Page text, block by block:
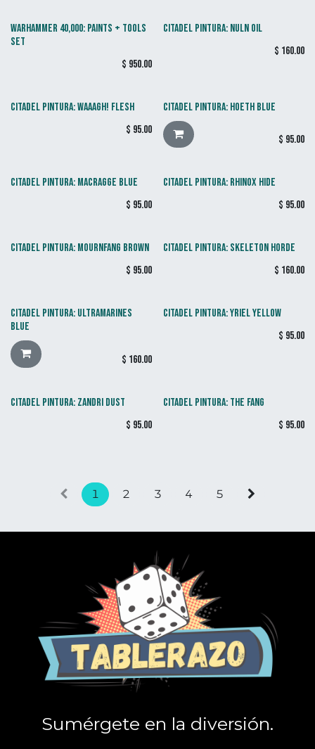
WARHAMMER 40,000: PAINTS + TOOLS
SET
$ 950.00
CITADEL PINTURA: NULN OIL
$ 160.00
CITADEL PINTURA: WAAAGH! FLESH
$ 95.00
CITADEL PINTURA: HOETH BLUE
$ 95.00
CITADEL PINTURA: MACRAGGE BLUE
$ 95.00
CITADEL PINTURA: RHINOX HIDE
$ 95.00
CITADEL PINTURA: MOURNFANG BROWN
$ 95.00
CITADEL PINTURA: SKELETON HORDE
$ 160.00
CITADEL PINTURA: ULTRAMARINES
BLUE
$ 160.00
CITADEL PINTURA: YRIEL YELLOW
$ 95.00
CITADEL PINTURA: ZANDRI DUST
$ 95.00
CITADEL PINTURA: THE FANG
$ 95.00
1 2 3 4 5
Sumérgete en la diversión.